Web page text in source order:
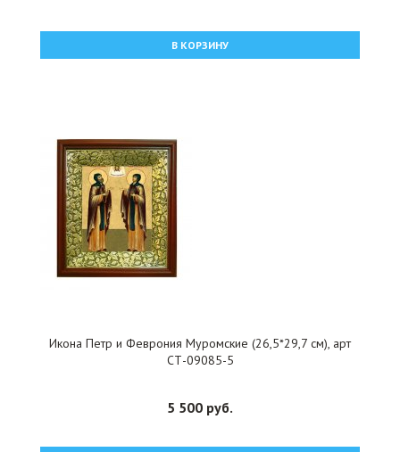
В КОРЗИНУ
Икона Петр и Феврония Муромские (26,5*29,7 см), арт
СТ-09085-5
5 500 руб.